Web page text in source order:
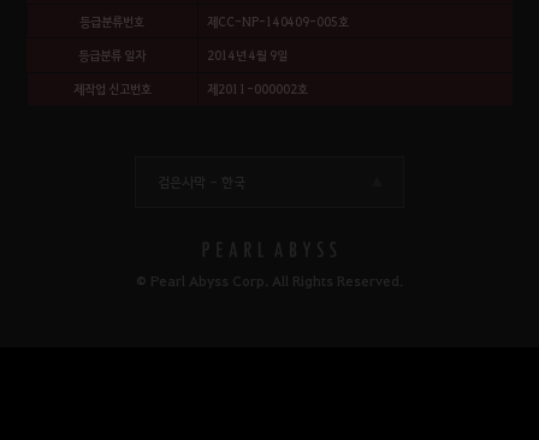
등급분류번호 제CC-NP-140409-005호
등급분류 일자 2014년 4월 9일
제작업 신고번호 제2011-000002호
검은사막 - 한국
© Pearl Abyss Corp. All Rights Reserved.